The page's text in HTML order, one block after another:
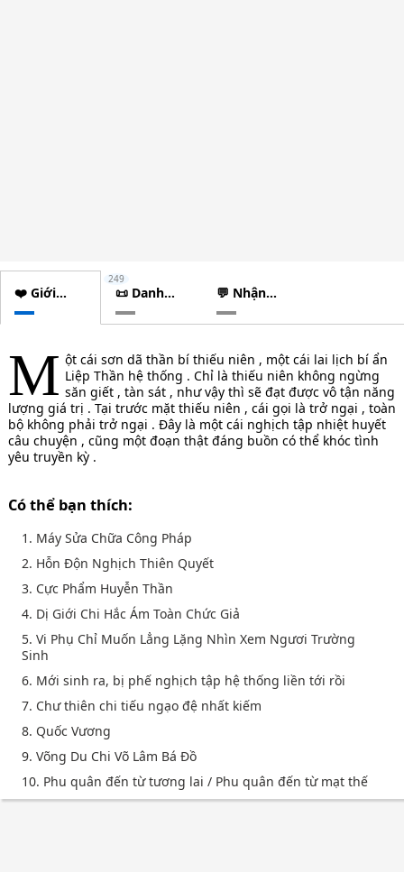
❤️ Giới
thiệu
📜 Danh
sách
chương
249
💬 Nhận
xét
M ột cái sơn dã thần bí thiếu niên , một cái lai lịch bí ẩn
Liệp Thần hệ thống . Chỉ là thiếu niên không ngừng
săn giết , tàn sát , như vậy thì sẽ đạt được vô tận năng
lượng giá trị . Tại trước mặt thiếu niên , cái gọi là trở ngại , toàn
bộ không phải trở ngại . Đây là một cái nghịch tập nhiệt huyết
câu chuyện , cũng một đoạn thật đáng buồn có thể khóc tình
yêu truyền kỳ .
Có thể bạn thích:
1. Máy Sửa Chữa Công Pháp
2. Hỗn Độn Nghịch Thiên Quyết
3. Cực Phẩm Huyễn Thần
4. Dị Giới Chi Hắc Ám Toàn Chức Giả
5. Vi Phụ Chỉ Muốn Lẳng Lặng Nhìn Xem Ngươi Trường
Sinh
6. Mới sinh ra, bị phế nghịch tập hệ thống liền tới rồi
7. Chư thiên chi tiếu ngạo đệ nhất kiếm
8. Quốc Vương
9. Võng Du Chi Võ Lâm Bá Đồ
10. Phu quân đến từ tương lai / Phu quân đến từ mạt thế